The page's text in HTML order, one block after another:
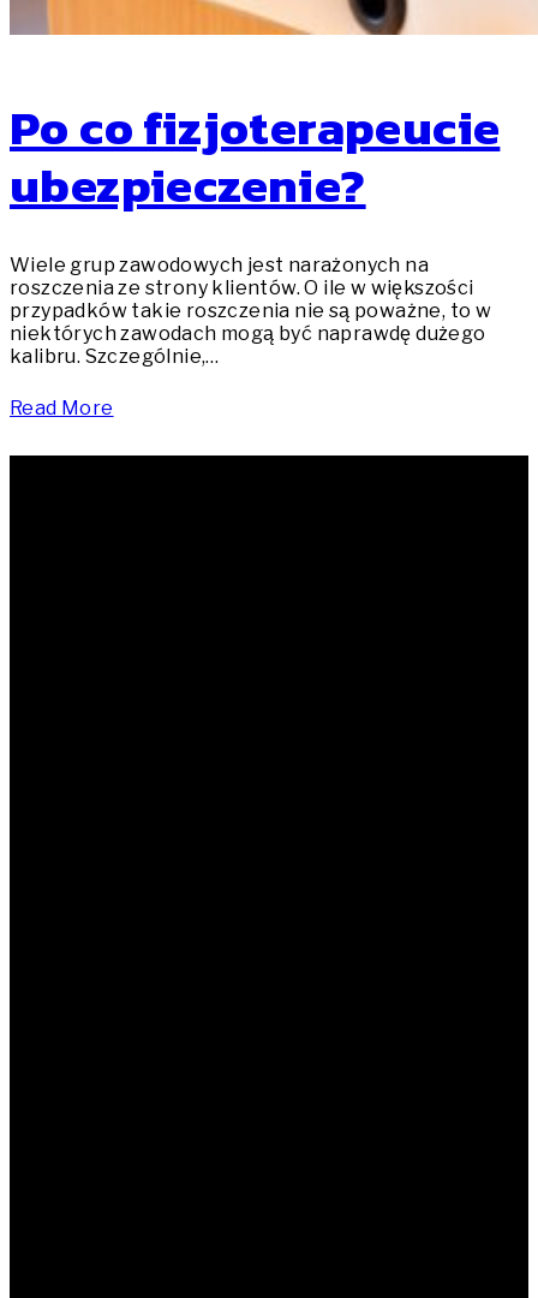
Po co fizjoterapeucie
ubezpieczenie?
Wiele grup zawodowych jest narażonych na
roszczenia ze strony klientów. O ile w większości
przypadków takie roszczenia nie są poważne, to w
niektórych zawodach mogą być naprawdę dużego
kalibru. Szczególnie,…
Read More